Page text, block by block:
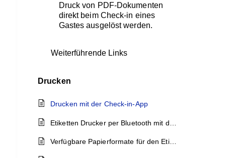
Druck von PDF-Dokumenten
direkt beim Check-in eines
Gastes ausgelöst werden.
Weiterführende Links
Drucken
Drucken mit der Check-in-App
Verfügbare Papierformate für den Etikettendrucker